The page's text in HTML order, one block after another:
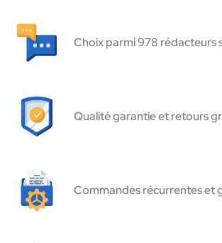
Choix parmi 978 rédacteurs
Qualité garantie et retours
Commandes récurrentes et